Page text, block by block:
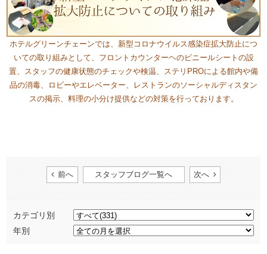
ホテルグリーンチェーンでは、新型コロナウイルス感染症拡大防止につ
いての取り組みとして、フロントカウンターヘのビニールシートの設
置、スタッフの健康状態のチェックや検温、ステリPROによる館内や備
品の消毒、ロビーやエレベーター、レストランのソーシャルディスタン
スの掲示、料理の小分け提供などの対策を行っております。
前へ スタッフブログ一覧へ 次へ
カテゴリ別
年別